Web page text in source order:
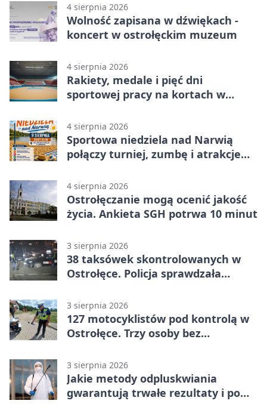
4 sierpnia 2026
Wolność zapisana w dźwiękach -
koncert w ostrołęckim muzeum
4 sierpnia 2026
Rakiety, medale i pięć dni
sportowej pracy na kortach w
4 sierpnia 2026
Sportowa niedziela nad Narwią
połączy turniej, zumbę i atrakcje
4 sierpnia 2026
Ostrołęczanie mogą ocenić jakość
życia. Ankieta SGH potrwa 10 minut
3 sierpnia 2026
38 taksówek skontrolowanych w
Ostrołęce. Policja sprawdzała
3 sierpnia 2026
127 motocyklistów pod kontrolą w
Ostrołęce. Trzy osoby bez
3 sierpnia 2026
Jakie metody odpluskwiania
gwarantują trwałe rezultaty i po